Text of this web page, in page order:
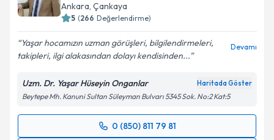
E-posta Adresiniz
Kişisel verilerimin işlenmesine ilişkin
kapsamda işlenmesini kabul ediyorum.
Takvim Talebini Gönder
Ankara, Çankaya
5 (266 Değerlendirme)
Yaşar hocamızın uzman görüşleri, bilgilendirmeleri,
takipleri, ilgi alakasından dolayı kendisinden...
Devamı
Uzm. Dr. Yaşar Hüseyin Onganlar Haritada Göster
Beytepe Mh. Kanuni Sultan Süleyman Bulvarı 5345 Sok. No:2 Kat:5
0 (850) 811 79 81
Randevu Takvimi Talebi